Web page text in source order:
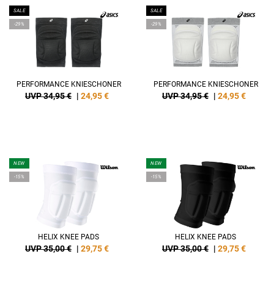
SALE
-29%
PERFORMANCE KNIESCHONER
UVP 34,95 € | 24,95€
SALE
-29%
PERFORMANCE KNIESCHONER
UVP 34,95 € | 24,95€
NEW
-15%
HELIX KNEE PADS
UVP 35,00 € | 29,75€
NEW
-15%
HELIX KNEE PADS
UVP 35,00 € | 29,75€